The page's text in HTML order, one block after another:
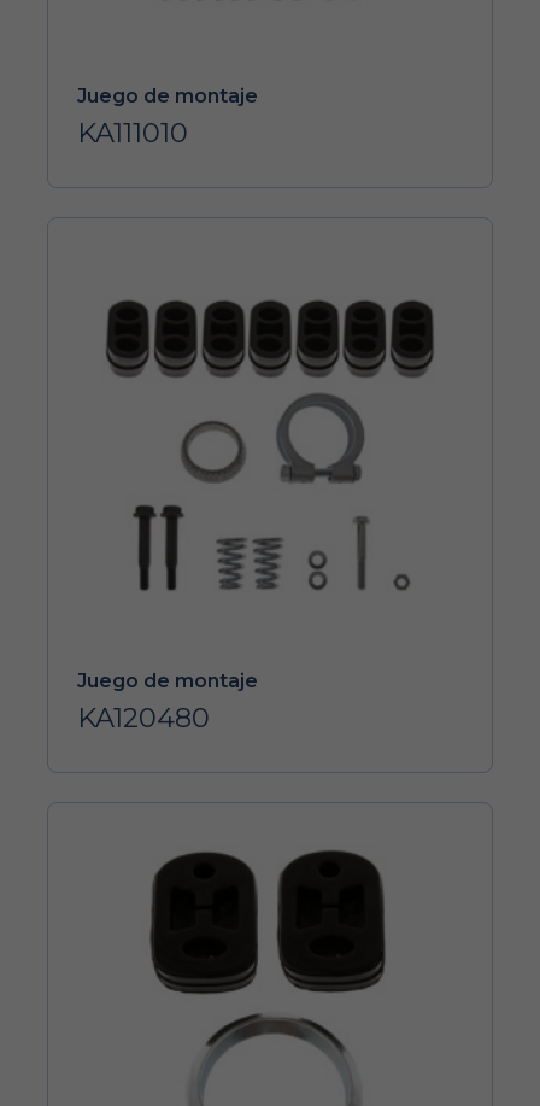
Juego de montaje
KA111010
Juego de montaje
KA120480